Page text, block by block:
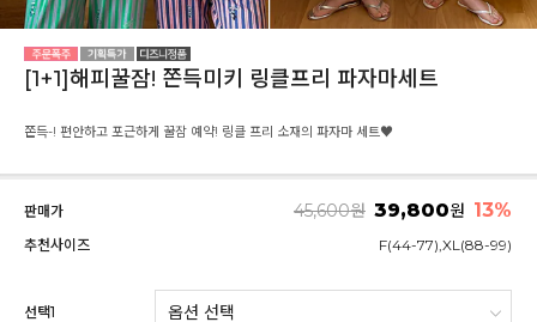
[1+1]해피꿀잠! 쫀득미키 링클프리 파자마세트
쫀득-! 편안하고 포근하게 꿀잠 예약! 링클 프리 소재의 파자마 세트♥
판매가 45,600원 39,800원 13%
추천사이즈 F(44-77),XL(88-99)
선택1